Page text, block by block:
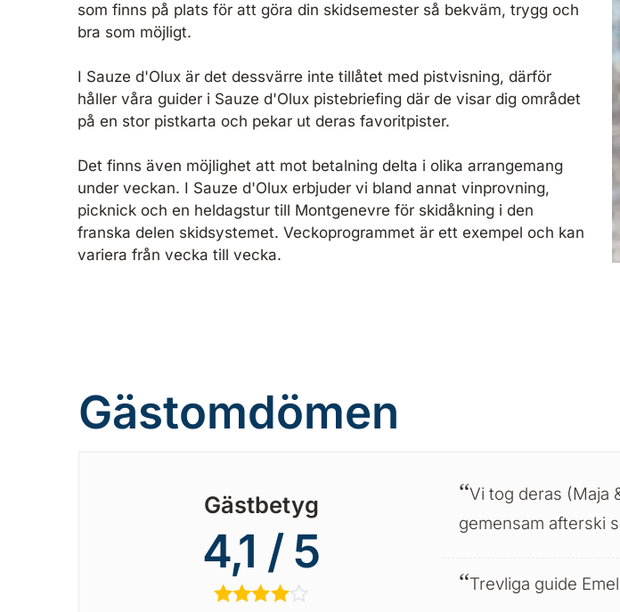
som finns på plats för att göra din skidsemester så bekväm, trygg och
bra som möjligt.
I Sauze d'Olux är det dessvärre inte tillåtet med pistvisning, därför
håller våra guider i Sauze d'Olux pistebriefing där de visar dig området
på en stor pistkarta och pekar ut deras favoritpister.
Det finns även möjlighet att mot betalning delta i olika arrangemang
under veckan. I Sauze d'Olux erbjuder vi bland annat vinprovning,
picknick och en heldagstur till Montgenevre för skidåkning i den
franska delen skidsystemet. Veckoprogrammet är ett exempel och kan
variera från vecka till vecka.
Gästomdömen
Gästbetyg
4,1 / 5
★★★★
Vi tog deras (Maja
gemensam afterski
Trevliga guide